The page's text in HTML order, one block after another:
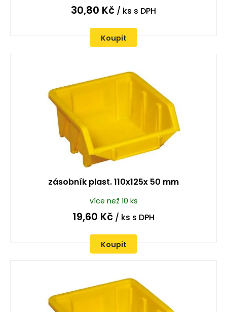
30,80 Kč / ks s DPH
Koupit
zásobník plast. 110x125x 50 mm
více než 10 ks
19,60 Kč / ks s DPH
Koupit